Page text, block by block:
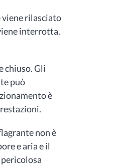
viene rilasciato
interrotta.
chiuso. Gli
può
è
non è
e aria e il